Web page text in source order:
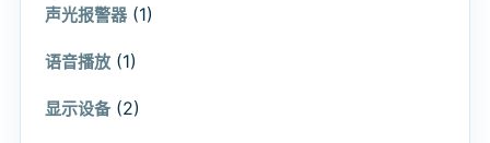
声光报警器 (1)
语音播放 (1)
显示设备 (2)